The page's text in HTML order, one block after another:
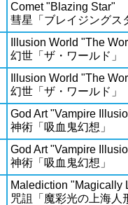
Comet "Blazing Star"
彗星「ブレイジングス
Illusion World "The
幻世「ザ・ワールド」
Illusion World "The
幻世「ザ・ワールド」
God Art "Vampire
神術「吸血鬼幻想」
God Art "Vampire
神術「吸血鬼幻想」
Malediction "Magically
咒詛「魔彩光の上海人